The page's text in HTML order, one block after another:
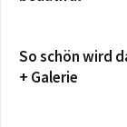
So schön wird
+ Galerie